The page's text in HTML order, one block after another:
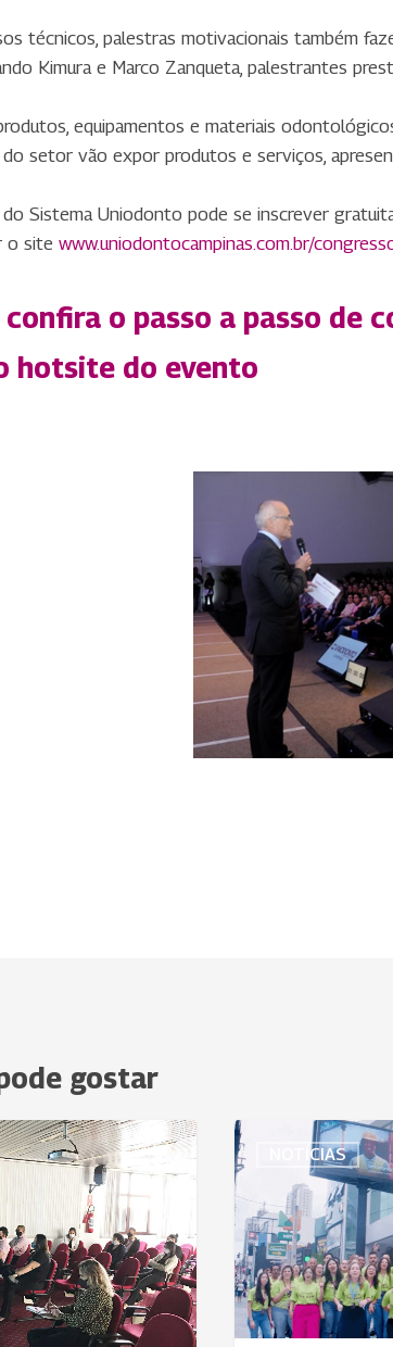
técnicos, palestras motivacionais também
Kimura e Marco Zanqueta, palestrantes
equipamentos e materiais
setor vão expor produtos e serviços,
Sistema Uniodonto pode se inscrever
o site www.uniodontocampinas.com.br/
confira o passo a passo de
hotsite do evento
gostar
NOTÍCIAS
Colaboradores
da
Uniodonto
Campinas
são
protagonistas
em
novo